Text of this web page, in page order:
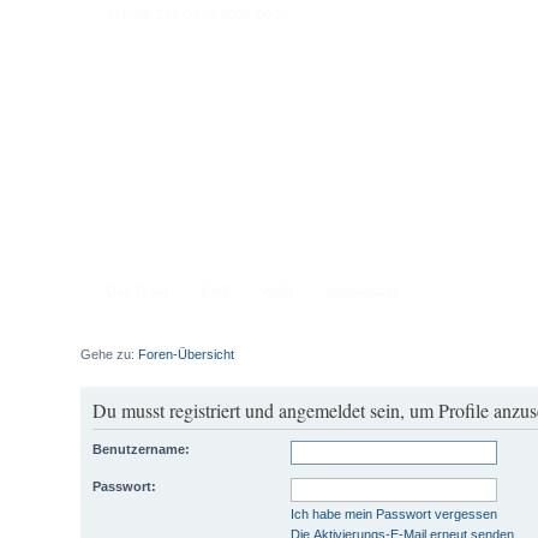
Gehe zu: Foren-Übersicht
Du musst registriert und angemeldet sein, um Profile
Benutzername:
Passwort:
Ich habe mein Passwort vergessen
Die Aktivierungs-E-Mail erneut senden